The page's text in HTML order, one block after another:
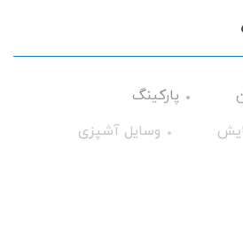
پارکینگ
وسایل آشپزی